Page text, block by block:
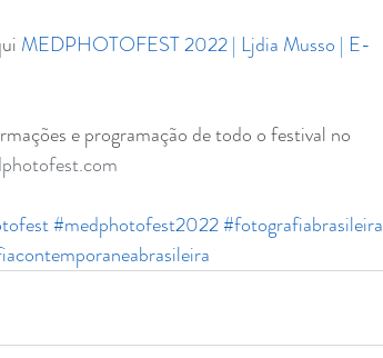
MEDPHOTOFEST 2022 | Ljdia Musso | E-
e programação de todo o festival no
#medphotofest2022#fotografiabrasileira